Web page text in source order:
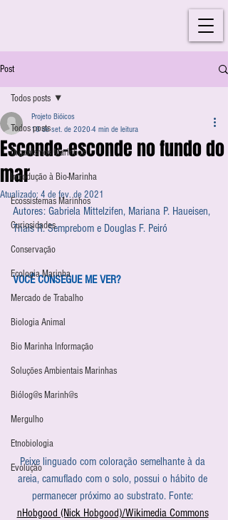
Post
Todos posts
Organismos Marinhos
Introdução à Bio-Marinha
Ecossistemas Marinhos
Curiosidades
Conservação
Ecologia Marinha
Mercado de Trabalho
Biologia Animal
Bio Marinha Informação
Soluções Ambientais Marinhas
Biólog@s Marinh@s
Mergulho
Etnobiologia
Evolução
Todos posts
Esconde-esconde no fundo do
mar
Projeto Bióicos
10 de set. de 2020 4 min de leitura
Atualizado: 4 de fev. de 2021
Autores: Gabriela Mittelzifen, Mariana P. Haueisen,
Thais R. Semprebom e Douglas F. Peiró
VOCÊ CONSEGUE ME VER?
Peixe linguado com coloração semelhante à da
areia, camuflado com o solo, possui o hábito de
permanecer próximo ao substrato. Fonte:
nHobgood (Nick Hobgood)/Wikimedia Commons